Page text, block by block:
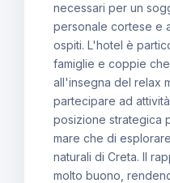
necessari per un
personale cortese e
ospiti. L'hotel è
famiglie e coppie
all'insegna del relax
partecipare ad
posizione strategica
mare che di
naturali di Creta. Il
molto buono,